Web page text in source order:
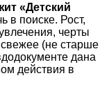
«Детский
в поиске. Рост,
черты
(не старше
дана
действия в